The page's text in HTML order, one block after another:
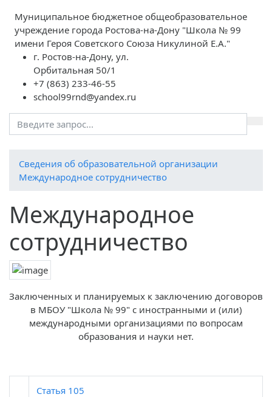
Муниципальное бюджетное общеобразовательное
учреждение города Ростова-на-Дону "Школа № 99
имени Героя Советского Союза Никулиной Е.А."
г. Ростов-на-Дону, ул.
Орбитальная 50/1
+7 (863) 233-46-55
school99rnd@yandex.ru
Cведения об образовательной организации
Международное сотрудничество
Международное
сотрудничество
Заключенных и планируемых к заключению договоров
в МБОУ "Школа № 99" с иностранными и (или)
международными организациями по вопросам
образования и науки нет.
Статья 105